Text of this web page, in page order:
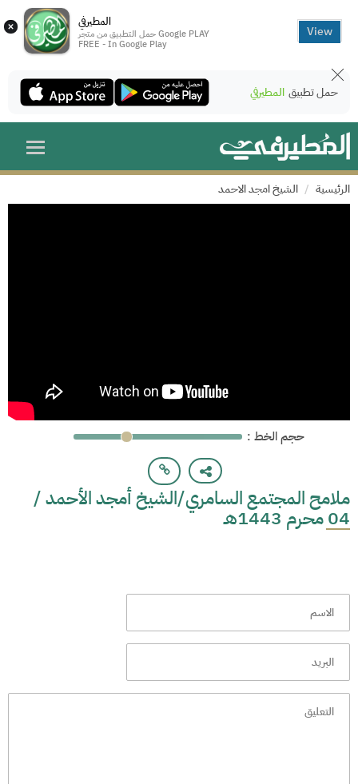
× المطيرفي
حمل التطبيق من متجر Google PLAY
FREE - In Google Play
View
حمل تطبيق المطيرفي
الرئيسية الشيخ امجد الاحمد
: حجم الخط
ملامح المجتمع السامري/الشيخ أمجد الأحمد /
04 محرم 1443هـ